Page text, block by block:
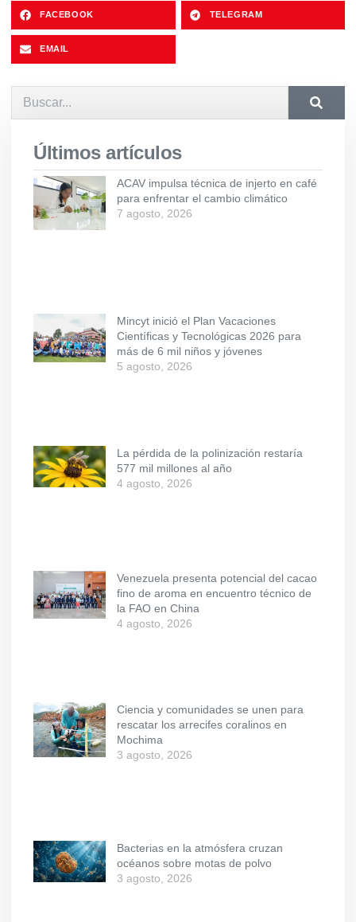
FACEBOOK TELEGRAM
EMAIL
Últimos artículos
ACAV impulsa técnica de injerto en café
para enfrentar el cambio climático
7 agosto, 2026
Mincyt inició el Plan Vacaciones
Científicas y Tecnológicas 2026 para
más de 6 mil niños y jóvenes
5 agosto, 2026
La pérdida de la polinización restaría
577 mil millones al año
4 agosto, 2026
Venezuela presenta potencial del cacao
fino de aroma en encuentro técnico de
la FAO en China
4 agosto, 2026
Ciencia y comunidades se unen para
rescatar los arrecifes coralinos en
Mochima
3 agosto, 2026
Bacterias en la atmósfera cruzan
océanos sobre motas de polvo
3 agosto, 2026